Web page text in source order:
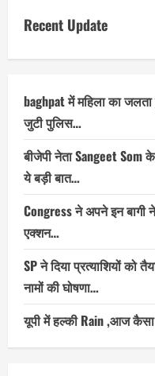
Recent Update
baghpat में महिला का
जुटी पुलिस…
बीजेपी नेता Sangeet Som
ये बड़ी बात…
Congress ने अपने इन
एक्शन…
SP ने दिया प्रत्याशियों को
नामों की घोषणा…
यूपी में हल्की Rain ,आज